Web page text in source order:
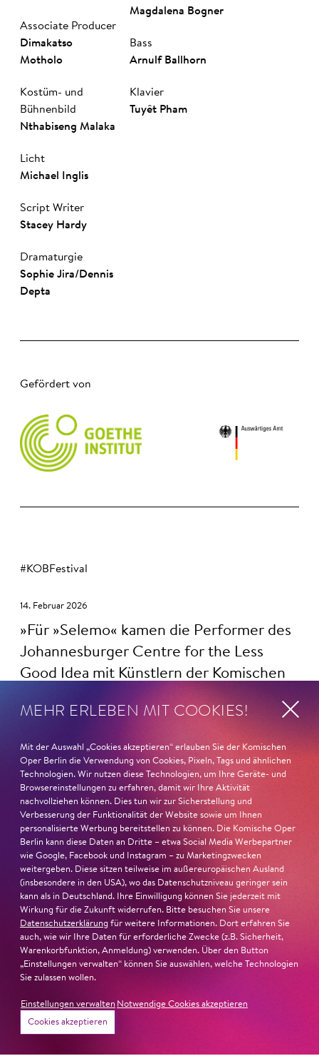
Associate Producer
Dimakatso
Motholo
Kostüm- und
Bühnenbild
Nthabiseng Malaka
Licht
Michael Inglis
Script Writer
Stacey Hardy
Dramaturgie
Sophie Jira/Dennis
Depta
Mag­da­lena Bogner
Bass
Arnulf Ballhorn
Klavier
Tuyêt Pham
Gefördert von
#KOBFestival
14. Februar 2026
Für »Selemo« kamen die Performer des
Johannesburger Centre for the Less
Good Idea mit Künstlern der Komischen
Oper zusammen, mit der Sängerin Alma
Sadé sowie Instrumentalisten… Eine Art
Totaltheater ist dabei herausgekommen,
das die Besucher schnell ergreift, vor
allem dank der unglaublichen Energie der
südafrikanischen Performer.
Uwe Sauerwein, Berliner Morgenpost, 14.02.2026
»Selemo«: Wenn der Frühling neue Hoffnung bringt
zur Kritik
#KOBFestival #KOBSelemo
14. Februar 2026
von Kulturgeschichte… hat die stehenden
Ovationen am Ende nicht nur für die
guten Ideen und die mitreißende
MEHR ERLEBEN MIT COOKIES!
Mit der Auswahl „Cookies akzeptieren“ erlauben Sie der Komischen
Oper Berlin die Verwendung von Cookies, Pixeln, Tags und ähnlichen
Technologien. Wir nutzen diese Technologien, um Ihre Geräte- und
Browsereinstellungen zu erfahren, damit wir Ihre Aktivität
nachvollziehen können. Dies tun wir zur Sicherstellung und
Verbesserung der Funktionalität der Website sowie um Ihnen
personalisierte Werbung bereitstellen zu können. Die Komische Oper
Berlin kann diese Daten an Dritte – etwa Social Media Werbepartner
wie Google, Facebook und Instagram – zu Marketingzwecken
weitergeben. Diese sitzen teilweise im außereuropäischen Ausland
(insbesondere in den USA), wo das Datenschutzniveau geringer sein
kann als in Deutschland. Ihre Einwilligung können Sie jederzeit mit
Wirkung für die Zukunft widerrufen. Bitte besuchen Sie unsere
Datenschutzerklärung für weitere Informationen. Dort erfahren Sie
auch, wie wir Ihre Daten für erforderliche Zwecke (z.B. Sicherheit,
Warenkorbfunktion, Anmeldung) verwenden. Über den Button
„Einstellungen verwalten“ können Sie auswählen, welche Technologien
Sie zulassen wollen.
Einstellungen verwalten Notwendige Cookies akzeptieren
Cookies akzeptieren